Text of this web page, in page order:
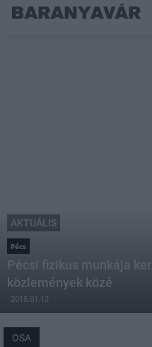
AKTUÁLIS
Pécs
Pécsi fizikus munkája
közlemények közé
2018.01.12
OSA